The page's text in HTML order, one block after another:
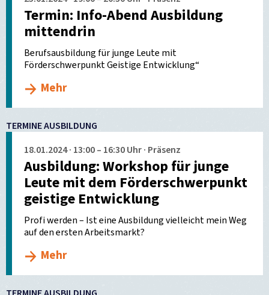
Termin: Info-Abend Ausbildung
mittendrin
Berufsausbildung für junge Leute mit
Förderschwerpunkt Geistige Entwicklung“
Mehr
TERMINE AUSBILDUNG
18.01.2024 · 13:00 – 16:30 Uhr · Präsenz
Ausbildung: Workshop für junge
Leute mit dem Förderschwerpunkt
geistige Entwicklung
Profi werden – Ist eine Ausbildung vielleicht mein Weg
auf den ersten Arbeitsmarkt?
Mehr